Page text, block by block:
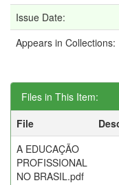
Issue Date:
Appears in Collections:
Files in This Item:
File
A EDUCAÇÃO
PROFISSIONAL
NO BRASIL.pdf